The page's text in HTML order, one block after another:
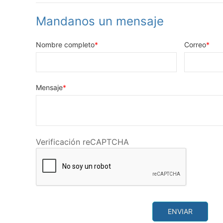
Mandanos un mensaje
Nombre completo Correo
Mensaje
Verificación reCAPTCHA